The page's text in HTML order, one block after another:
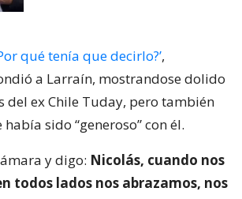
qué tenía que decirlo?’,
a Larraín, mostrandose dolido
del ex Chile Tuday, pero también
sido “generoso” con él.
y digo: Nicolás, cuando nos
todos lados nos abrazamos, nos